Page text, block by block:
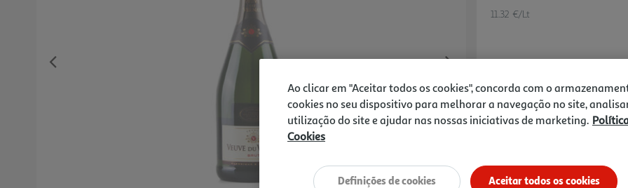
Previous
instalada em Beaune, na
complexidade aromática.
Muito refrescante e
muito intensas e
11.32 €/Lt
Notas de preparação
Ao clicar em "Aceitar todos os cookies", concorda com o
cookies no seu dispositivo para melhorar a navegação no site,
utilização do site e ajudar nas nossas iniciativas de marketing.
Cookies
Aceitar todos os cookies
Definições de cookies